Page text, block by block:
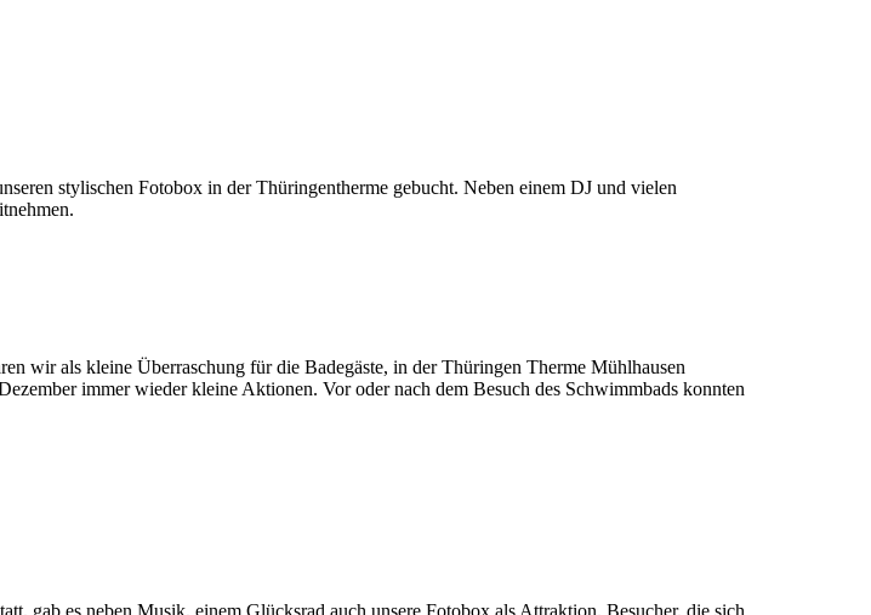
stylischen Fotobox in der Thüringentherme gebucht. Neben einem DJ und vielen
wir als kleine Überraschung für die Badegäste, in der Thüringen Therme Mühlhausen
immer wieder kleine Aktionen. Vor oder nach dem Besuch des Schwimmbads konnten
gab es neben Musik, einem Glücksrad auch unsere Fotobox als Attraktion. Besucher, die sich